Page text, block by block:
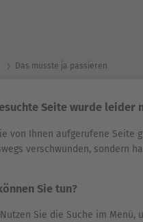
Das musste ja passieren
Seite wurde leider
von Ihnen aufgerufene Seite
verschwunden, sondern
Sie tun?
Nutzen Sie die Suche im Menü,